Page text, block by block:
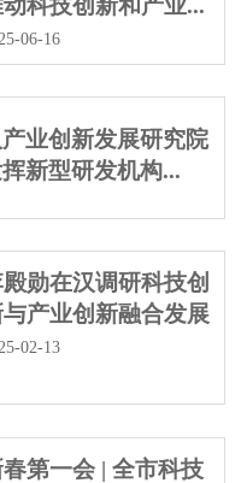
科技创新和产业...
06-16
业创新发展研究院
新型研发机构...
勋在汉调研科技创
产业创新融合发展
02-13
春第一会 | ​全市科技